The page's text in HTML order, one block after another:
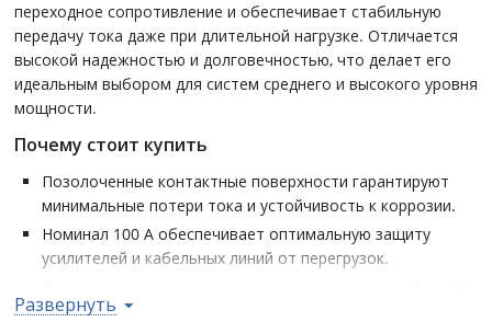
переходное сопротивление и обеспечивает стабильную
передачу тока даже при длительной нагрузке. Отличается
высокой надежностью и долговечностью, что делает его
идеальным выбором для систем среднего и высокого уровня
мощности.
Почему стоит купить
Позолоченные контактные поверхности гарантируют
минимальные потери тока и устойчивость к коррозии.
Номинал 100 А обеспечивает оптимальную защиту
усилителей и кабельных линий от перегрузок.
делает установку простой и быстрой.
Развернуть